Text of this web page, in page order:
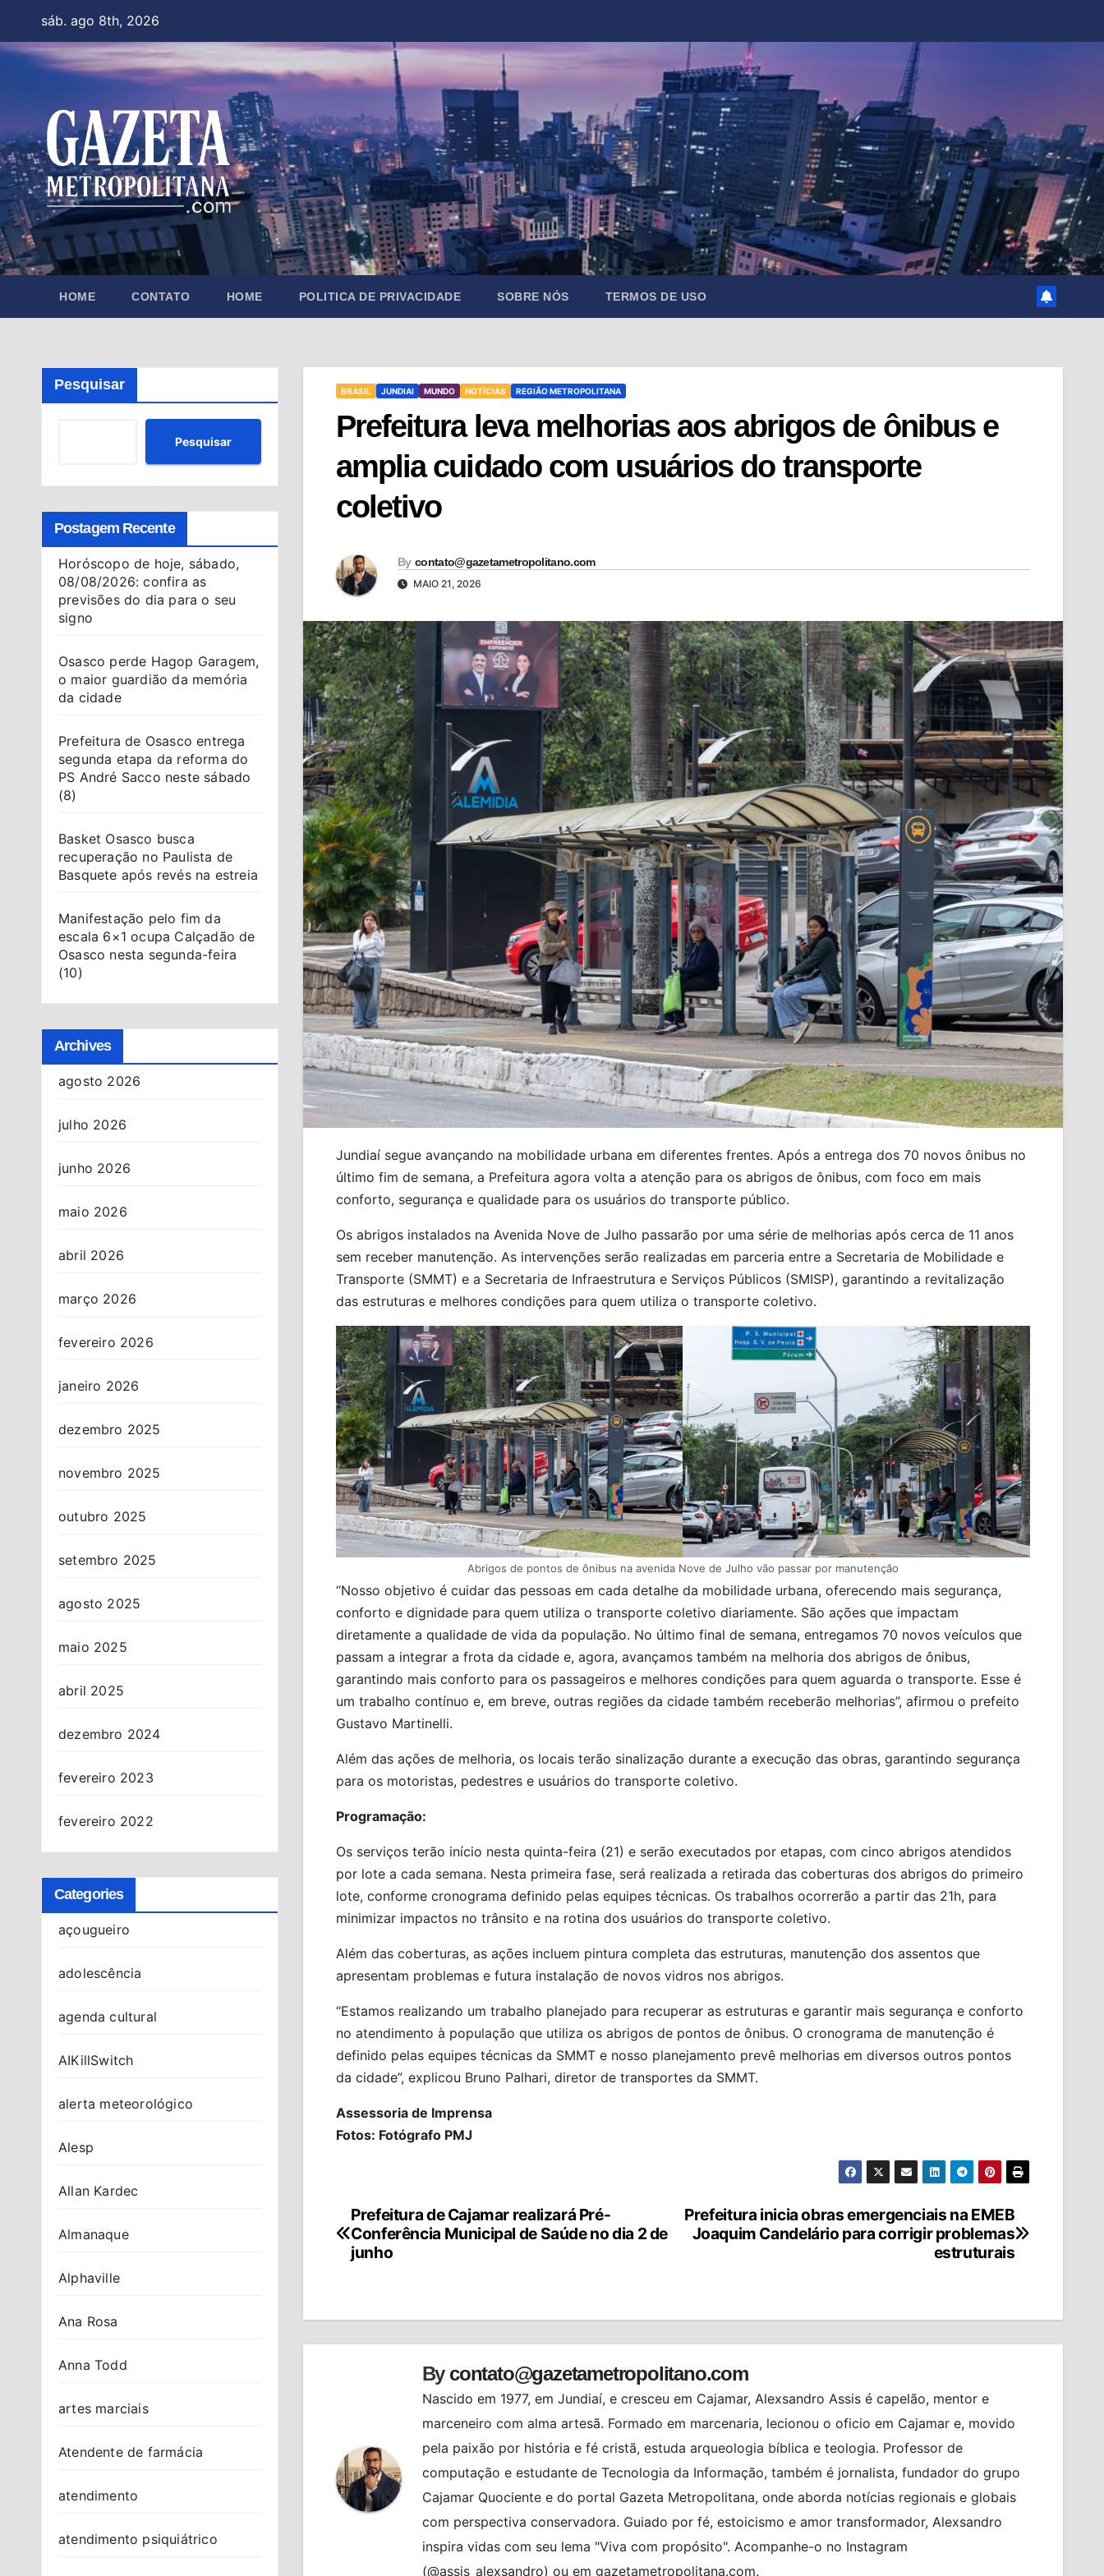
content
sáb. ago 8th, 2026
HOME CONTATO HOME POLITICA DE PRIVACIDADE SOBRE NÓS TERMOS DE USO
Pesquisar
Pesquisar
Postagem Recente
Horóscopo de hoje, sábado,
08/08/2026: confira as
previsões do dia para o seu
signo
Osasco perde Hagop Garagem,
o maior guardião da memória
da cidade
Prefeitura de Osasco entrega
segunda etapa da reforma do
PS André Sacco neste sábado
(8)
Basket Osasco busca
recuperação no Paulista de
Basquete após revés na estreia
Manifestação pelo fim da
escala 6×1 ocupa Calçadão de
Osasco nesta segunda-feira
(10)
Archives
agosto 2026
julho 2026
junho 2026
maio 2026
abril 2026
março 2026
fevereiro 2026
janeiro 2026
dezembro 2025
novembro 2025
outubro 2025
setembro 2025
agosto 2025
maio 2025
abril 2025
dezembro 2024
fevereiro 2023
fevereiro 2022
Categories
açougueiro
adolescência
agenda cultural
AIKillSwitch
alerta meteorológico
Alesp
Allan Kardec
Almanaque
Alphaville
Ana Rosa
Anna Todd
artes marciais
Atendente de farmácia
atendimento
atendimento psiquiátrico
BRASIL JUNDIAI MUNDO NOTÍCIAS REGIÃO METROPOLITANA
Prefeitura leva melhorias aos abrigos de ônibus e
amplia cuidado com usuários do transporte
coletivo
By contato@gazetametropolitano.com
MAIO 21, 2026
Jundiaí segue avançando na mobilidade urbana em diferentes frentes. Após a entrega dos 70 novos ônibus no
último fim de semana, a Prefeitura agora volta a atenção para os abrigos de ônibus, com foco em mais
conforto, segurança e qualidade para os usuários do transporte público.
Os abrigos instalados na Avenida Nove de Julho passarão por uma série de melhorias após cerca de 11 anos
sem receber manutenção. As intervenções serão realizadas em parceria entre a Secretaria de Mobilidade e
Transporte (SMMT) e a Secretaria de Infraestrutura e Serviços Públicos (SMISP), garantindo a revitalização
das estruturas e melhores condições para quem utiliza o transporte coletivo.
Abrigos de pontos de ônibus na avenida Nove de Julho vão passar por manutenção
“Nosso objetivo é cuidar das pessoas em cada detalhe da mobilidade urbana, oferecendo mais segurança,
conforto e dignidade para quem utiliza o transporte coletivo diariamente. São ações que impactam
diretamente a qualidade de vida da população. No último final de semana, entregamos 70 novos veículos que
passam a integrar a frota da cidade e, agora, avançamos também na melhoria dos abrigos de ônibus,
garantindo mais conforto para os passageiros e melhores condições para quem aguarda o transporte. Esse é
um trabalho contínuo e, em breve, outras regiões da cidade também receberão melhorias”, afirmou o prefeito
Gustavo Martinelli.
Além das ações de melhoria, os locais terão sinalização durante a execução das obras, garantindo segurança
para os motoristas, pedestres e usuários do transporte coletivo.
Programação:
Os serviços terão início nesta quinta-feira (21) e serão executados por etapas, com cinco abrigos atendidos
por lote a cada semana. Nesta primeira fase, será realizada a retirada das coberturas dos abrigos do primeiro
lote, conforme cronograma definido pelas equipes técnicas. Os trabalhos ocorrerão a partir das 21h, para
minimizar impactos no trânsito e na rotina dos usuários do transporte coletivo.
Além das coberturas, as ações incluem pintura completa das estruturas, manutenção dos assentos que
apresentam problemas e futura instalação de novos vidros nos abrigos.
“Estamos realizando um trabalho planejado para recuperar as estruturas e garantir mais segurança e conforto
no atendimento à população que utiliza os abrigos de pontos de ônibus. O cronograma de manutenção é
definido pelas equipes técnicas da SMMT e nosso planejamento prevê melhorias em diversos outros pontos
da cidade”, explicou Bruno Palhari, diretor de transportes da SMMT.
Assessoria de Imprensa
Fotos: Fotógrafo PMJ
Navegação
de
Prefeitura inicia obras emergenciais na EMEB
Joaquim Candelário para corrigir problemas
estruturais
Prefeitura de Cajamar realizará Pré-
Conferência Municipal de Saúde no dia 2 de
junho
By contato@gazetametropolitano.com
Nascido em 1977, em Jundiaí, e cresceu em Cajamar, Alexsandro Assis é capelão, mentor e
marceneiro com alma artesã. Formado em marcenaria, lecionou o oficio em Cajamar e, movido
pela paixão por história e fé cristã, estuda arqueologia bíblica e teologia. Professor de
computação e estudante de Tecnologia da Informação, também é jornalista, fundador do grupo
Cajamar Quociente e do portal Gazeta Metropolitana, onde aborda notícias regionais e globais
com perspectiva conservadora. Guiado por fé, estoicismo e amor transformador, Alexsandro
inspira vidas com seu lema "Viva com propósito". Acompanhe-o no Instagram
(@assis_alexsandro) ou em gazetametropolitana.com.